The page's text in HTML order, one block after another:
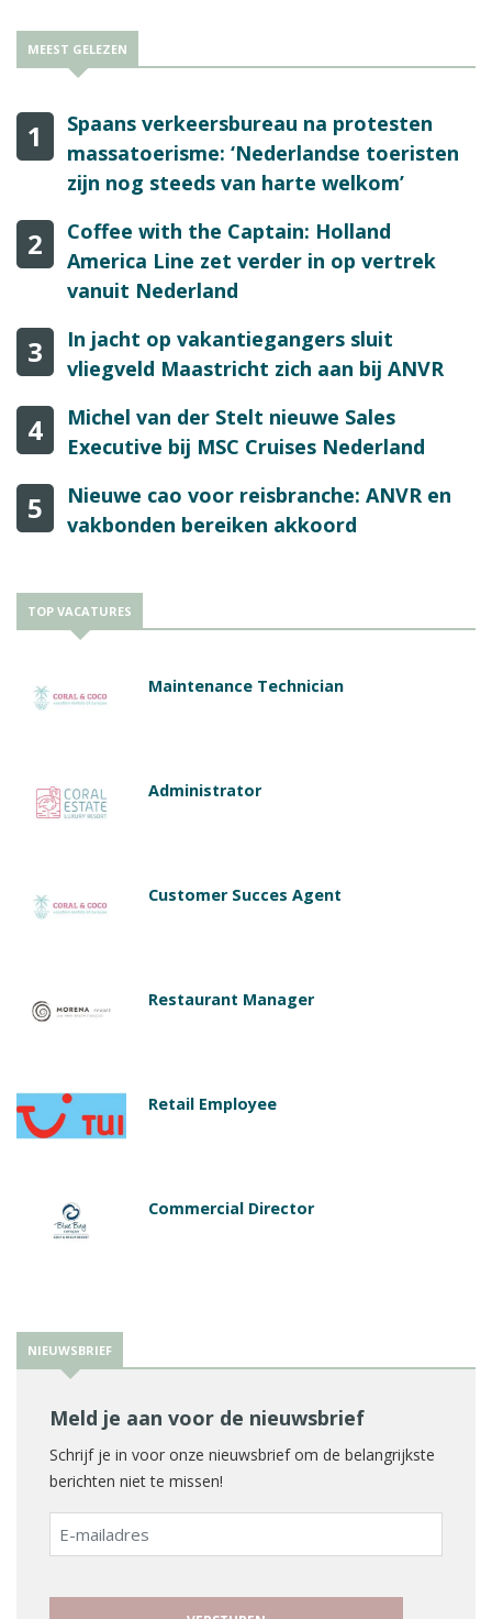
MEEST GELEZEN
1
Spaans verkeersbureau na protesten
massatoerisme: ‘Nederlandse toeristen
zijn nog steeds van harte welkom’
2
Coffee with the Captain: Holland
America Line zet verder in op vertrek
vanuit Nederland
3
In jacht op vakantiegangers sluit
vliegveld Maastricht zich aan bij ANVR
4
Michel van der Stelt nieuwe Sales
Executive bij MSC Cruises Nederland
5
Nieuwe cao voor reisbranche: ANVR en
vakbonden bereiken akkoord
TOP VACATURES
Maintenance Technician
Administrator
Customer Succes Agent
Restaurant Manager
Retail Employee
Commercial Director
NIEUWSBRIEF
Meld je aan voor de nieuwsbrief
Schrijf je in voor onze nieuwsbrief om de belangrijkste
berichten niet te missen!
E-
mailadres